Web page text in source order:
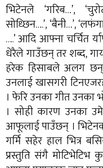
भिटेनले ‘गरिब…’,
सोध्छिन….’, ‘बैनी…’,
….’ आदि आफ्ना चर्चित
धेरैले गाउँछन् तर शब्द,
हरेक हिसाबले अलग छन्
उनलाई खासगरी
। फेरि उनका गीत उनका
। सोही कारण उनका
आफूलाई पाउँछन् ।
गर्मि सहेर हाल भित्र
प्रस्तुति संगै